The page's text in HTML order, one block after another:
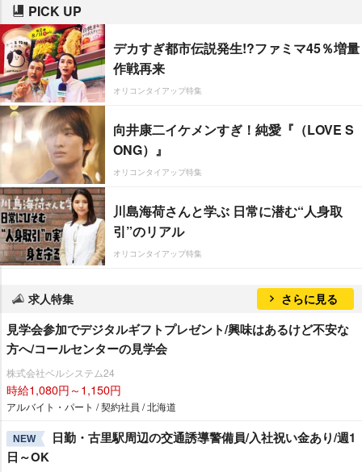
PICK UP
デカすぎ都市伝説発生!?ファミマ45％増量
作戦再来
オリコンタイアップ特集
向井康二イケメンすぎ！純愛『（LOVE S
ONG）』
オリコンタイアップ特集
川島海荷さんと学ぶ 日常に潜む“人身取
引”のリアル
オリコンタイアップ特集
求人特集 さらに見る
見学会参加でデジタルギフトプレゼント/興味はあるけど不安な
方へ/コールセンターの見学会
株式会社ベルシステム24
時給1,080円～1,150円
アルバイト・パート / 契約社員 / 北海道
NEW
日勤・古里駅周辺の交通誘導警備員/入社祝い金あり/週1
日～OK